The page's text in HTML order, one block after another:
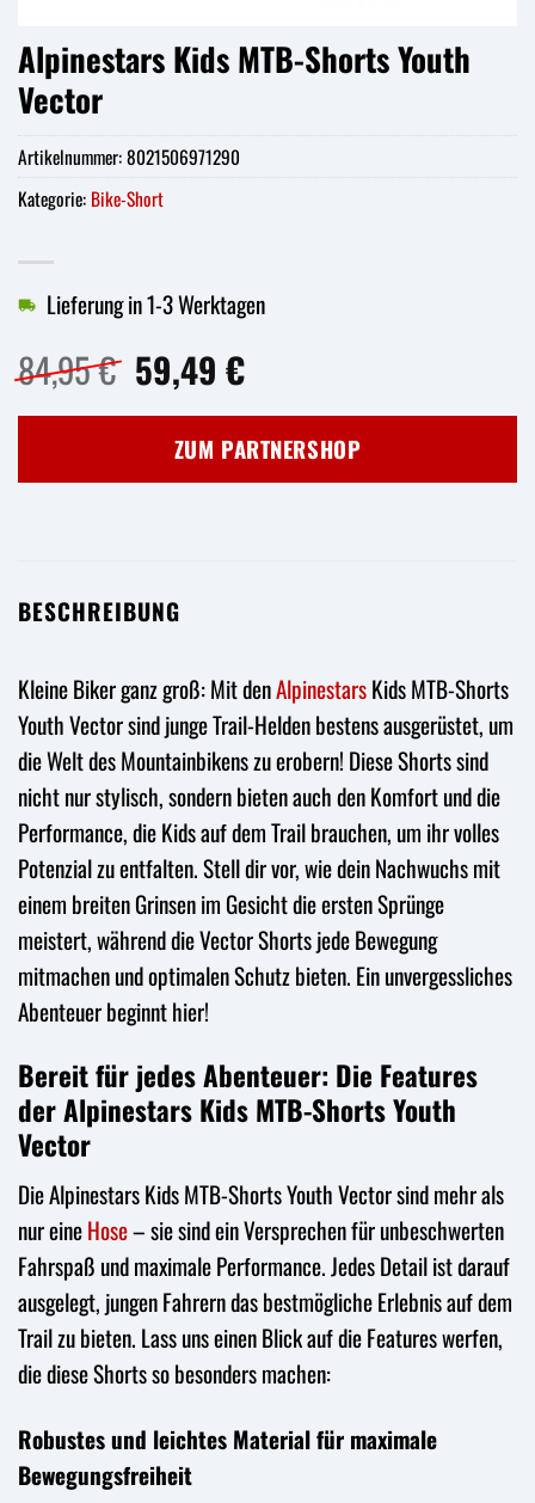
Alpinestars Kids MTB-Shorts Youth
Vector
84,95€ Ursprünglicher
Preis
war:
84,95 €
59,49 €Aktueller
ist:
59,49 €.
Lieferung in 1-3 Werktagen
ZUM PARTNERSHOP
Artikelnummer:8021506971290
Kategorie: Bike-Short
BESCHREIBUNG
Kleine Biker ganz groß: Mit denAlpinestarsKids MTB-Shorts
Youth Vector sind junge Trail-Helden bestens ausgerüstet, um
die Welt des Mountainbikens zu erobern! Diese Shorts sind
nicht nur stylisch, sondern bieten auch den Komfort und die
Performance, die Kids auf dem Trail brauchen, um ihr volles
Potenzial zu entfalten. Stell dir vor, wie dein Nachwuchs mit
einem breiten Grinsen im Gesicht die ersten Sprünge
meistert, während die Vector Shorts jede Bewegung
mitmachen und optimalen Schutz bieten. Ein unvergessliches
Abenteuer beginnt hier!
Bereit für jedes Abenteuer: Die Features
der Alpinestars Kids MTB-Shorts Youth
Vector
Die Alpinestars Kids MTB-Shorts Youth Vector sind mehr als
nur eineHose– sie sind ein Versprechen für unbeschwerten
Fahrspaß und maximale Performance. Jedes Detail ist darauf
ausgelegt, jungen Fahrern das bestmögliche Erlebnis auf dem
Trail zu bieten. Lass uns einen Blick auf die Features werfen,
die diese Shorts so besonders machen:
Robustes und leichtes Material für maximale
Bewegungsfreiheit